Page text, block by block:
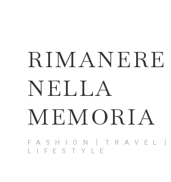
RIMANERE
NELLA
MEMORIA
FASHION〡TRAVEL〡
LIFESTYLE